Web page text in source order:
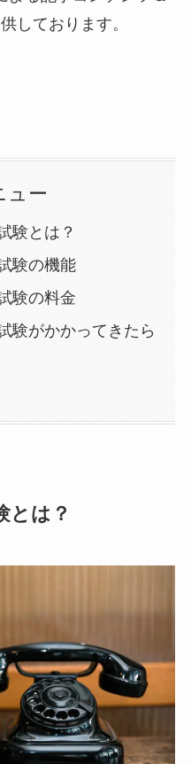
しております。
ュー
験とは？
験の機能
験の料金
験がかかってきたら
とは？